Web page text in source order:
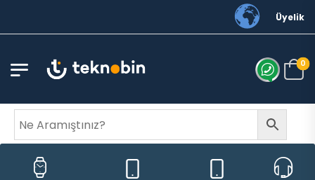
Üyelik
0